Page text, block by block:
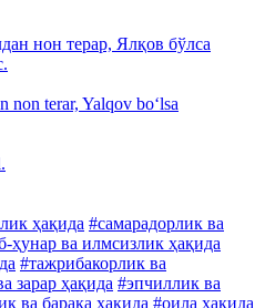
нон терар, Ялқов бўлса
non terar, Yalqov bo‘lsa
ҳақида #самарадорлик ва
ҳунар ва илмсизлик ҳақида
#тажрибакорлик ва
зарар ҳақида #эпчиллик ва
ва барака ҳақида #оила ҳақида